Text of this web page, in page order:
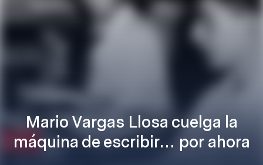
Mario Vargas Llosa cuelga la
máquina de escribir… por ahora